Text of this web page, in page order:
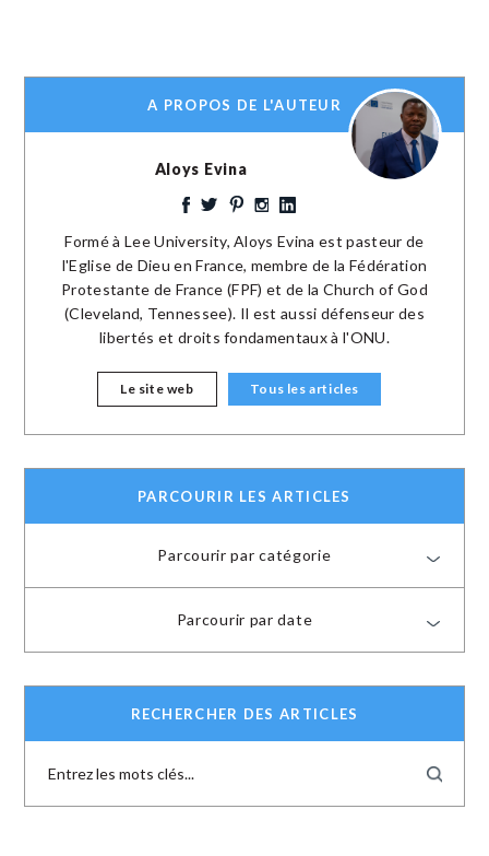
A PROPOS DE L'AUTEUR
Aloys Evina
Formé à Lee University, Aloys Evina est pasteur de
l'Eglise de Dieu en France, membre de la Fédération
Protestante de France (FPF) et de la Church of God
(Cleveland, Tennessee). Il est aussi défenseur des
libertés et droits fondamentaux à l'ONU.
Le site web Tous les articles
PARCOURIR LES ARTICLES
Parcourir par catégorie
Parcourir par date
RECHERCHER DES ARTICLES